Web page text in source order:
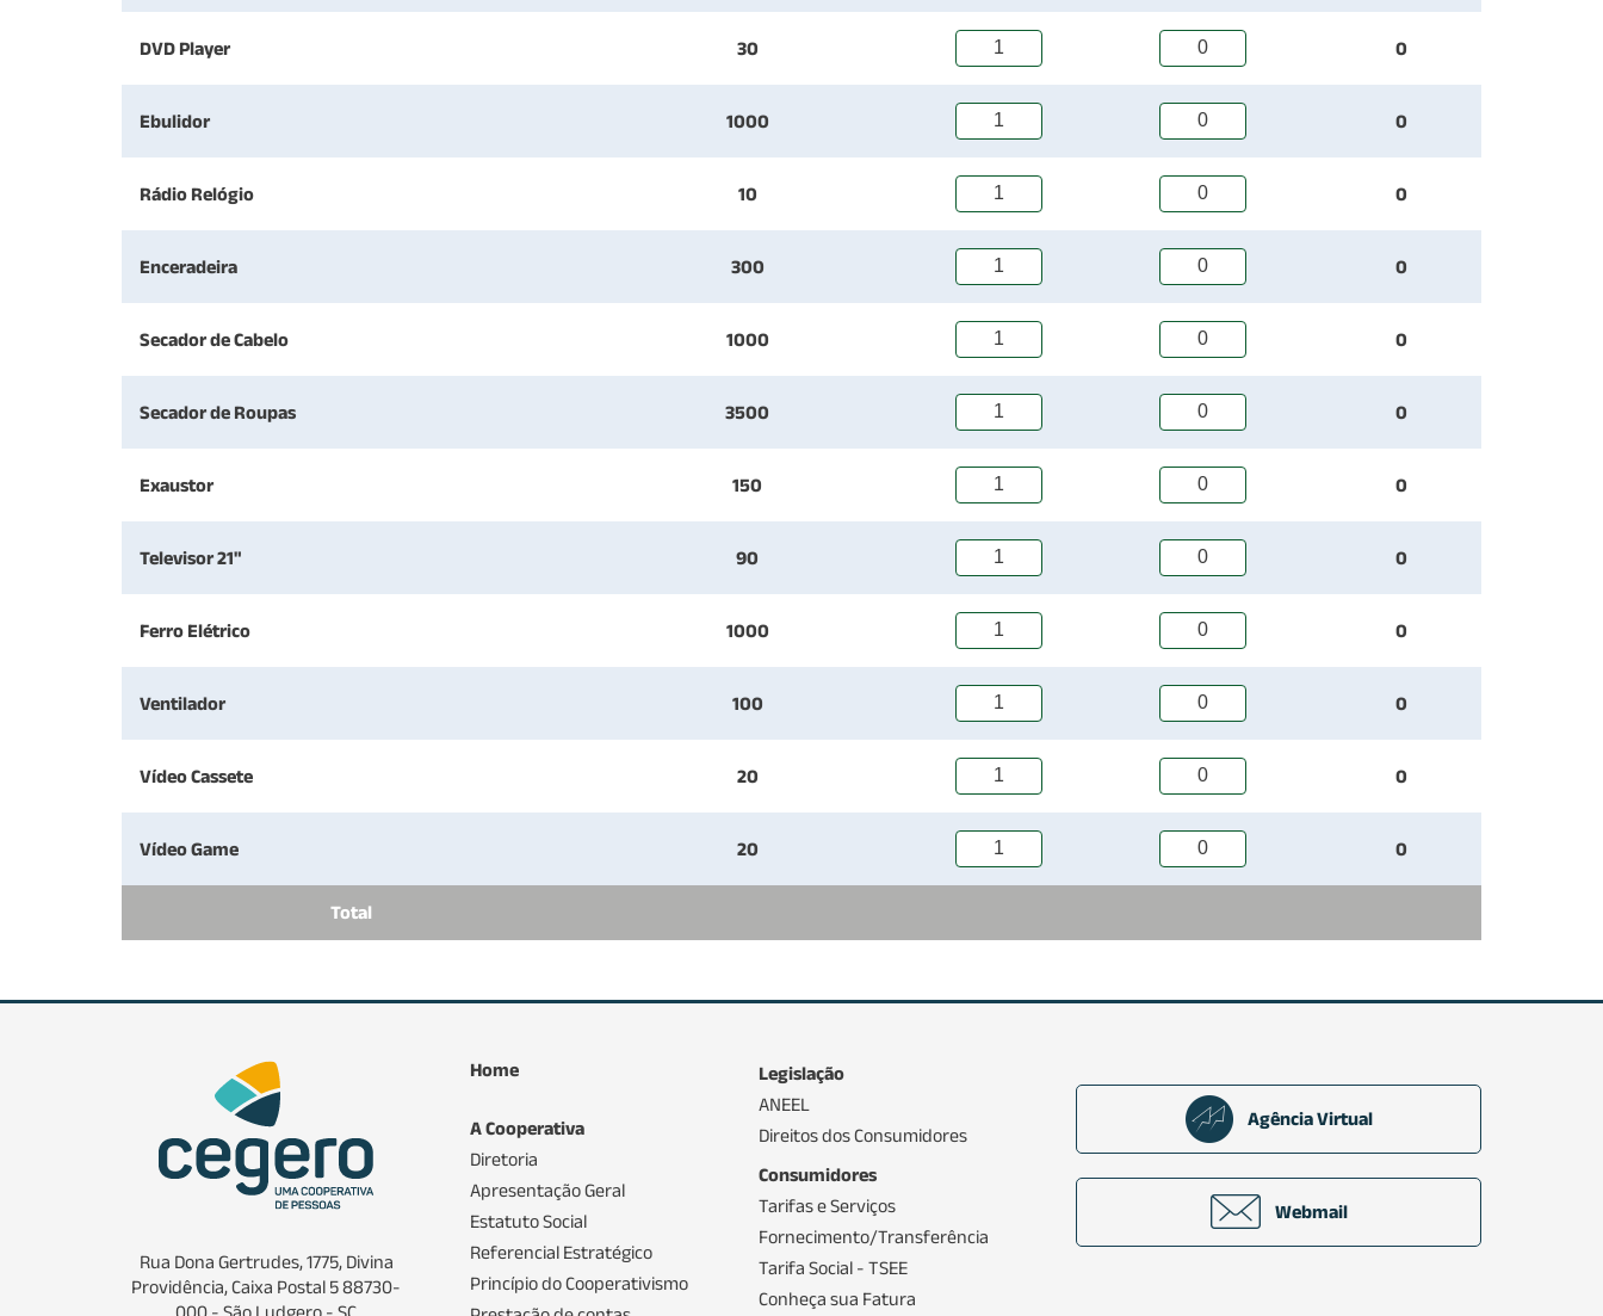
DVD Player 30 0
Ebulidor 1000 0
Rádio Relógio 10 0
Enceradeira 300 0
Secador de Cabelo 1000 0
Secador de Roupas 3500 0
Exaustor 150 0
Televisor 21" 90 0
Ferro Elétrico 1000 0
Ventilador 100 0
Vídeo Cassete 20 0
Vídeo Game 20 0
Total
Rua Dona Gertrudes, 1775, Divina
Providência, Caixa Postal 5 88730-
000 - São Ludgero - SC
Home
A Cooperativa
Diretoria
Apresentação Geral
Estatuto Social
Referencial Estratégico
Princípio do Cooperativismo
Legislação
ANEEL
Direitos dos Consumidores
Consumidores
Tarifas e Serviços
Fornecimento/Transferência
Tarifa Social - TSEE
Conheça sua Fatura
Agência Virtual
Webmail